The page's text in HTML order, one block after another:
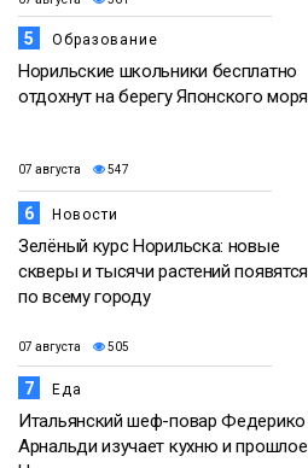
5 Образование
Норильские школьники бесплатно
отдохнут на берегу Японского моря
07 августа 547
6 Новости
Зелёный курс Норильска: новые
скверы и тысячи растений появятся
по всему городу
07 августа 505
7 Еда
Итальянский шеф-повар Федерико
Арнальди изучает кухню и прошлое